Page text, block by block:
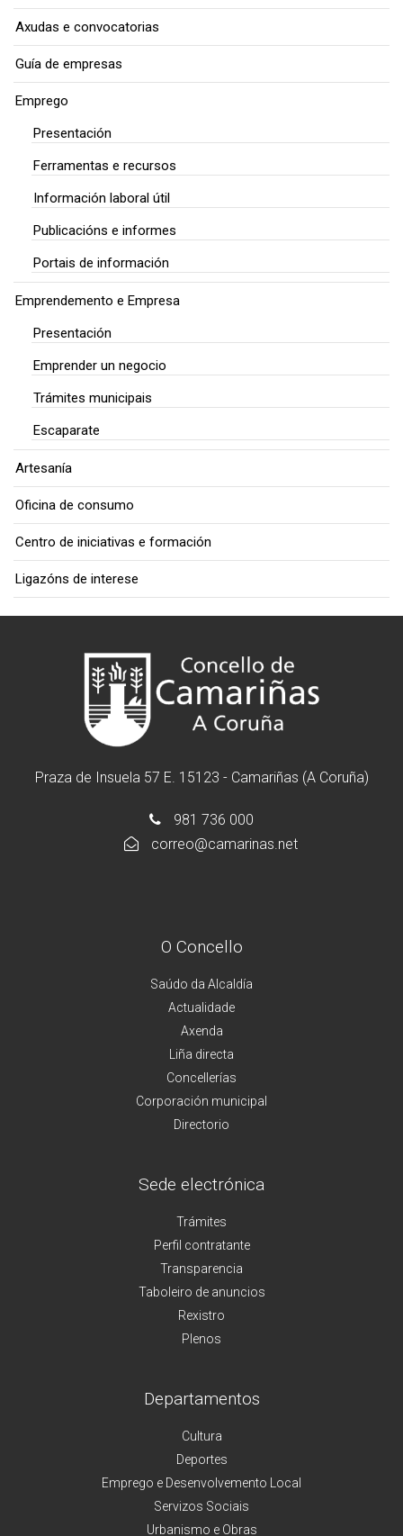
Axudas e convocatorias
Guía de empresas
Emprego
Presentación
Ferramentas e recursos
Información laboral útil
Publicacións e informes
Portais de información
Emprendemento e Empresa
Presentación
Emprender un negocio
Trámites municipais
Escaparate
Artesanía
Oficina de consumo
Centro de iniciativas e formación
Ligazóns de interese
Praza de Insuela 57 E. 15123 - Camariñas (A Coruña)
981 736 000
correo@camarinas.net
O Concello
Saúdo da Alcaldía
Actualidade
Axenda
Liña directa
Concellerías
Corporación municipal
Directorio
Sede electrónica
Trámites
Perfil contratante
Transparencia
Taboleiro de anuncios
Rexistro
Plenos
Departamentos
Cultura
Deportes
Emprego e Desenvolvemento Local
Servizos Sociais
Urbanismo e Obras